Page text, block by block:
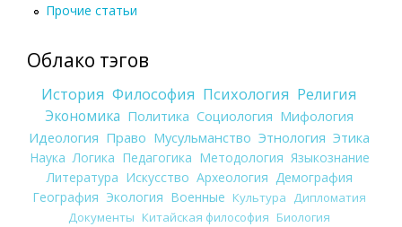
Прочие статьи
Облако тэгов
История Философия Психология Религия
Экономика Политика Социология Мифология
Идеология Право Мусульманство Этнология Этика
Наука Логика Педагогика Методология Языкознание
Литература Искусство Археология Демография
География Экология Военные Культура
Дипломатия
Документы Китайская философия Биология